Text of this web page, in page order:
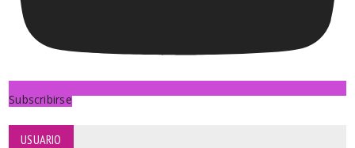
Subscribirse
USUARIO